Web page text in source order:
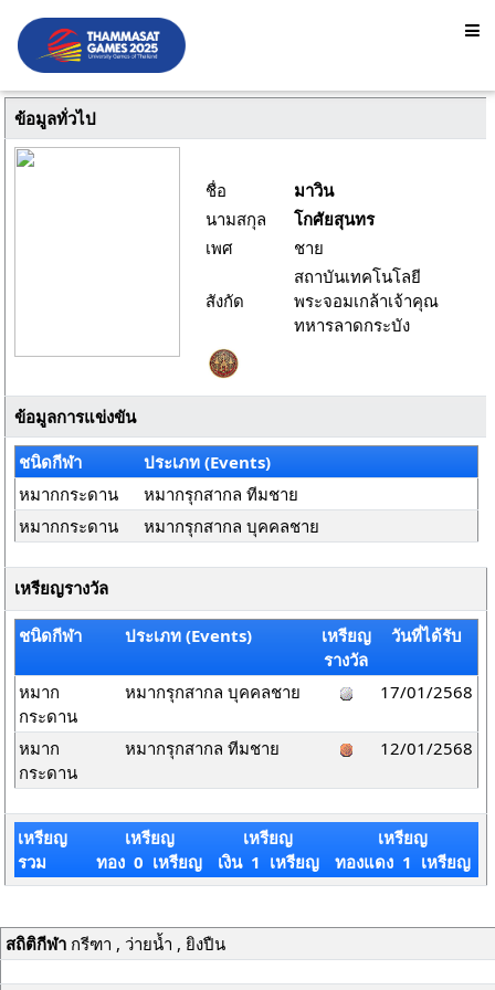
ข้อมูลทั่วไป
ชื่อ
มาวิน
นามสกุล
โกศัยสุนทร
เพศ
ชาย
สังกัด
สถาบันเทคโนโลยี
พระจอมเกล้าเจ้าคุณ
ทหารลาดกระบัง
ข้อมูลการแข่งขัน
ชนิดกีฬา
ประเภท (Events)
หมากกระดาน
หมากรุกสากล ทีมชาย
หมากกระดาน
หมากรุกสากล บุคคลชาย
เหรียญรางวัล
ชนิดกีฬา ประเภท (Events)
เหรียญ
รางวัล
วันที่ได้รับ
หมาก
กระดาน
หมากรุกสากล บุคคลชาย 17/01/2568
หมาก
กระดาน
หมากรุกสากล ทีมชาย 12/01/2568
เหรียญ
รวม
เหรียญ
ทอง 0 เหรียญ
เหรียญ
เงิน 1 เหรียญ
เหรียญ
ทองแดง 1 เหรียญ
สถิติกีฬากรีฑา , ว่ายน้ำ , ยิงปืน